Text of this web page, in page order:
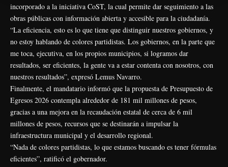
incorporado a la iniciativa CoST, la cual permite dar seguimiento a las
obras públicas con información abierta y accesible para la ciudadanía.
“La eficiencia, esto es lo que tiene que distinguir nuestros gobiernos, y
no estoy hablando de colores partidistas. Los gobiernos, en la parte que
me toca, ejecutiva, en los propios municipios, si logramos dar
resultados, ser eficientes, la gente va a estar contenta con nosotros, con
nuestros resultados”, expresó Lemus Navarro.
Finalmente, el mandatario informó que la propuesta de Presupuesto de
Egresos 2026 contempla alrededor de 181 mil millones de pesos,
gracias a una mejora en la recaudación estatal de cerca de 6 mil
millones de pesos, recursos que se destinarán a impulsar la
infraestructura municipal y el desarrollo regional.
“Nada de colores partidistas, lo que estamos buscando es tener fórmulas
eficientes”, ratificó el gobernador.